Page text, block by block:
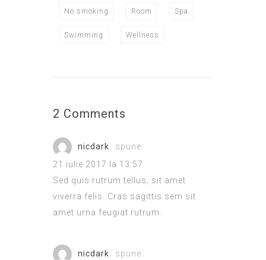
No smoking Room Spa
Swimming Wellness
2 Comments
nicdark
spune:
21 iulie 2017 la 13:57
Sed quis rutrum tellus, sit amet
viverra felis. Cras sagittis sem sit
amet urna feugiat rutrum.
nicdark
spune: